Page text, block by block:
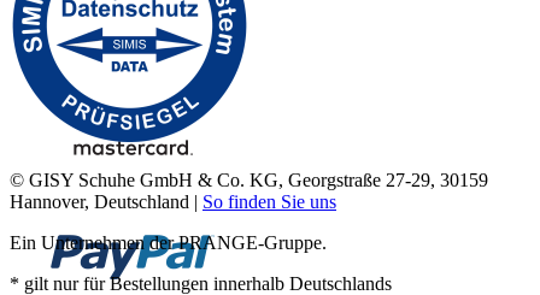
© GISY Schuhe GmbH & Co. KG, Georgstraße 27-29, 30159
Hannover, Deutschland | So finden Sie uns
Ein Unternehmen der PRANGE-Gruppe.
* gilt nur für Bestellungen innerhalb Deutschlands